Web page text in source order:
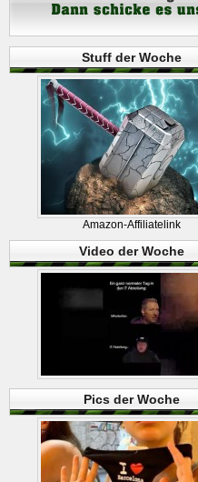
Stuff der Woche
Amazon-Affiliatelink
Video der Woche
Pics der Woche